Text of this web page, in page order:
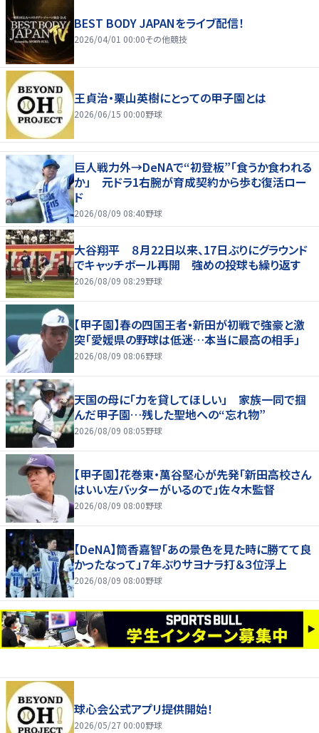
BEST BODY JAPANをライブ配信！
2026/04/01 00:00その他競技
王貞治・栗山英樹にとっての甲子園とは
2026/06/15 00:00野球
巨人戦力外→DeNAで“初登板”「食うか食われる
か」 元ドラ1右腕が育成契約から歩む復活ロー
ド
2026/08/09 08:40野球
大谷翔平 ８月22日以来、17日ぶりにグラウンド
でキャッチボール再開 強めの投球も繰り返す
2026/08/09 08:29野球
【甲子園】春の四国王者・新田が初戦で強豪と激
突「愛媛県の野球は低迷…本当に最高の相手」
2026/08/09 08:06野球
天国の母に「力を貸してほしい」 家族一同で掴
んだ甲子園…残した聖地への“忘れ物”
2026/08/09 08:05野球
【甲子園】花巻東・萬谷堅心が先発「新田高校さん
はいい左バッターがいるので」佐々木監督
2026/08/09 08:00野球
【DeNA】筒香嘉智「あの景色を見た時に勝てて良
かったなって」７年ぶりサヨナラ打＆３位浮上
2026/08/09 08:00野球
球心会公式アプリ提供開始！
2026/05/27 00:00野球